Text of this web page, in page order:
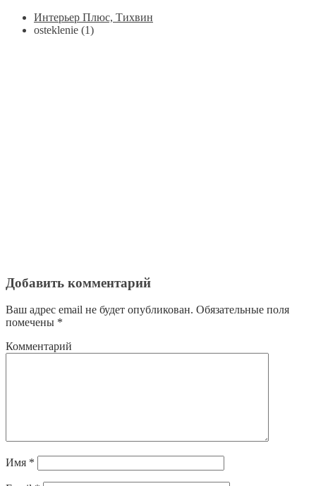
Интерьер Плюс, Тихвин
osteklenie (1)
Добавить комментарий
Ваш адрес email не будет опубликован. Обязательные поля
помечены *
Комментарий
Имя *